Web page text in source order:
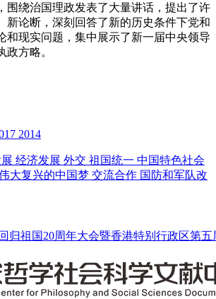
围绕治国理政发表了大量讲话，提出了许
新论断，深刻回答了新的历史条件下党和
和现实问题，集中展示了新一届中央领导
政方略。
2014
经济发展 外交 祖国统一 中国特色社会
大复兴的中国梦 交流合作 国防和军队改
归祖国20周年大会暨香港特别行政区第